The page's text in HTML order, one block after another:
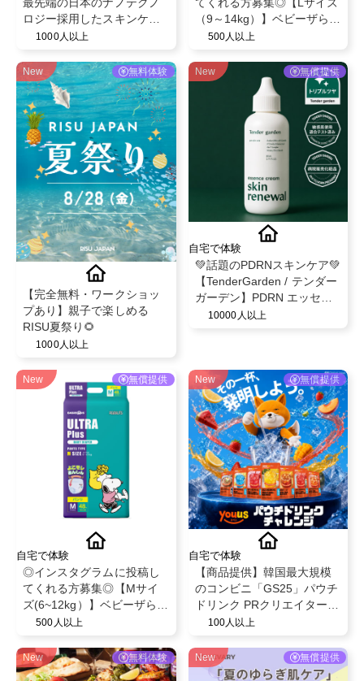
ロジー採用したスキンケア/
最大8つのフリー処方
アルセット5日分】
1000人以上
（9～14kg）】ベビーザらス
限定！ベビー紙おむつパン
ベビー育児用品◎
500人以上
New 無料体験
【完全無料・ワークショッ
プあり】親子で楽しめる
RISU夏祭り🌻
1000人以上
New 無償提供
自宅で体験
💚話題のPDRNスキンケア💚
【TenderGarden / テンダー
ガーデン】PDRN エッセン
スクリーム 80ml モニター募
10000人以上
New 無償提供
自宅で体験
◎インスタグラムに投稿し
てくれる方募集◎【Mサイ
ズ(6~12kg）】ベビーザらス
限定！ベビー紙おむつパン
ベビー育児用品◎
500人以上
New 無償提供
自宅で体験
【商品提供】韓国最大規模
のコンビニ「GS25」パウチ
ドリンク PRクリエイター募
100人以上
New 無料体験 New 無償提供